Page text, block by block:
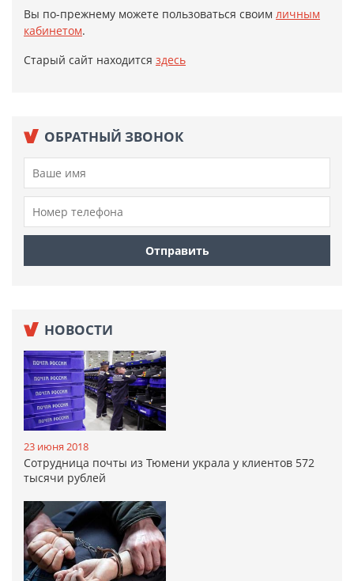
Вы по-прежнему можете пользоваться своим личным
кабинетом.
Старый сайт находится здесь
ОБРАТНЫЙ ЗВОНОК
НОВОСТИ
23 июня 2018
Сотрудница почты из Тюмени украла у клиентов 572
тысячи рублей